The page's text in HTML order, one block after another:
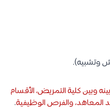
وتشبيه).
وبين كلية التمريض، الأقسام
المعاهد، والفرص الوظيفية.